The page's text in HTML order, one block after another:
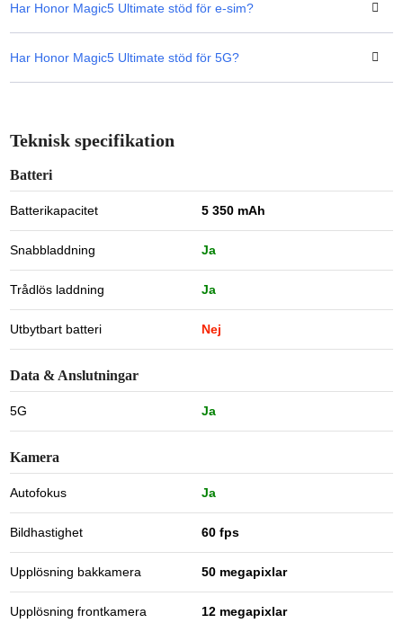
Har Honor Magic5 Ultimate stöd för e-sim?
Har Honor Magic5 Ultimate stöd för 5G?
Teknisk specifikation
Batteri
Batterikapacitet 5 350 mAh
Snabbladdning Ja
Trådlös laddning Ja
Utbytbart batteri Nej
Data & Anslutningar
5G Ja
Kamera
Autofokus Ja
Bildhastighet 60 fps
Upplösning bakkamera 50 megapixlar
Upplösning frontkamera 12 megapixlar